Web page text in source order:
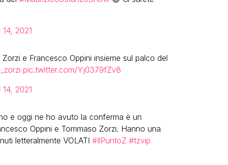
14, 2021
e Francesco Oppini insieme sul palco del
pic.twitter.com/Yj0379fZv8
14, 2021
e oggi ne ho avuto la conferma è un
Oppini e Tommaso Zorzi. Hanno una
letteralmente VOLATI #IlPuntoZ #tzvip